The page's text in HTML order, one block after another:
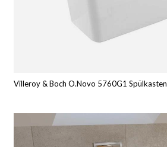
Villeroy & Boch O.Novo 5760G1